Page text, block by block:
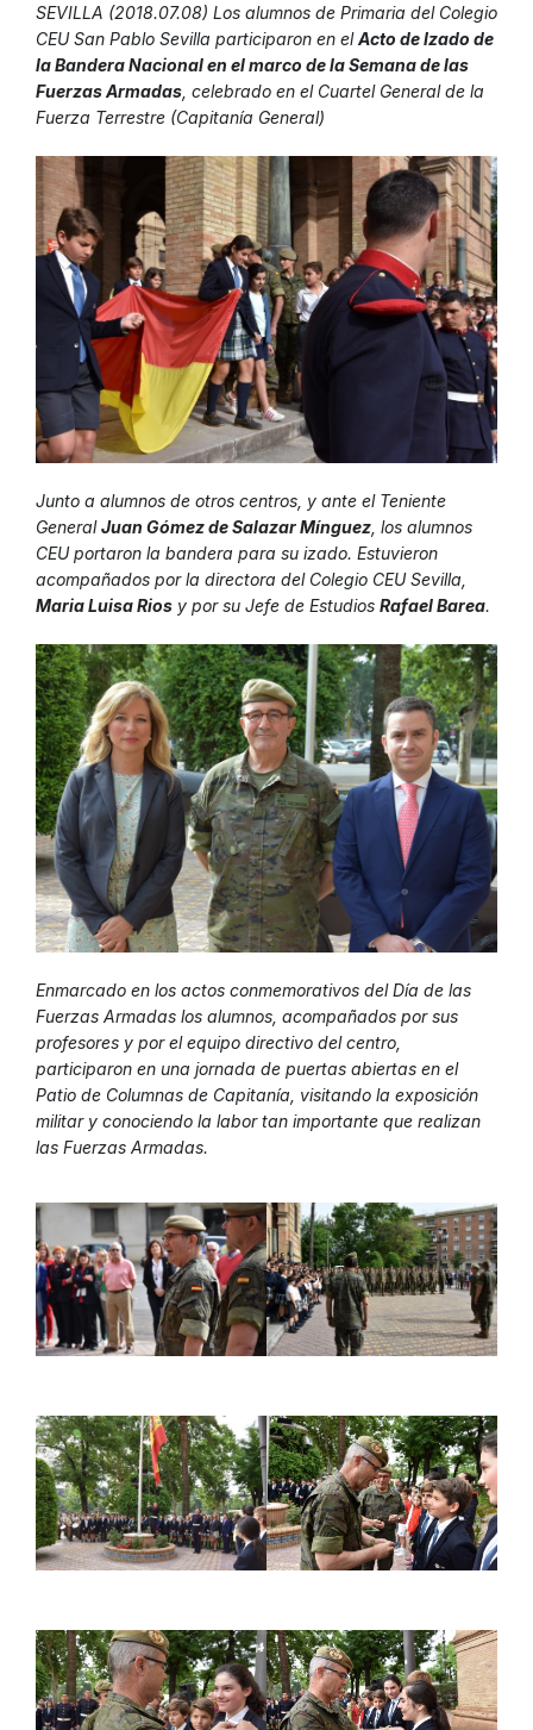
SEVILLA (2018.07.08) Los alumnos de Primaria del Colegio
CEU San Pablo Sevilla participaron en elActo de Izado de
la Bandera Nacional en el marco de la Semana de las
Fuerzas Armadas , celebrado en el Cuartel General de la
Fuerza Terrestre (Capitanía General)
Junto a alumnos de otros centros, y ante el Teniente
GeneralJuan Gómez de Salazar Mínguez , los alumnos
CEU portaron la bandera para su izado. Estuvieron
acompañados por la directora del Colegio CEU Sevilla,
Maria Luisa Rios y por su Jefe de Estudios Rafael Barea.
Enmarcado en los actos conmemorativos del Día de las
Fuerzas Armadas los alumnos, acompañados por sus
profesores y por el equipo directivo del centro,
participaron en una jornada de puertas abiertas en el
Patio de Columnas de Capitanía, visitando la exposición
militar y conociendo la labor tan importante que realizan
las Fuerzas Armadas.